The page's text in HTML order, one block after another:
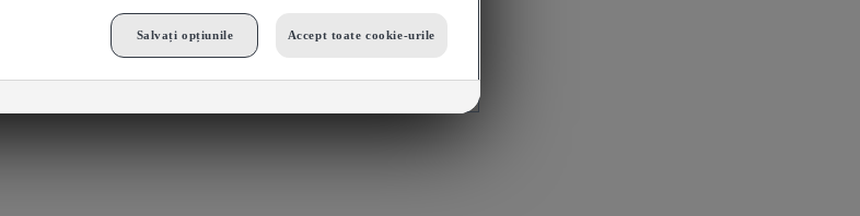
Salvați opțiunile Accept toate cookie-urile